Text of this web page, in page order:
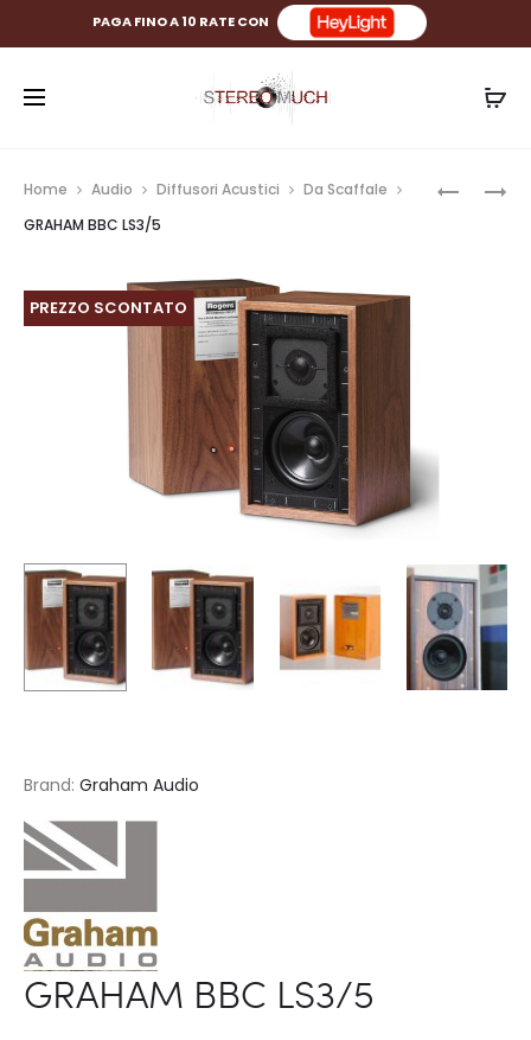
PAGA FINO A 10 RATE CON
LUXMAN
GRAHAM
Home Audio Diffusori Acustici
Da Scaffale
GRAHAM BBC LS3/5
PREZZO SCONTATO
Brand: Graham Audio
GRAHAM BBC LS3/5